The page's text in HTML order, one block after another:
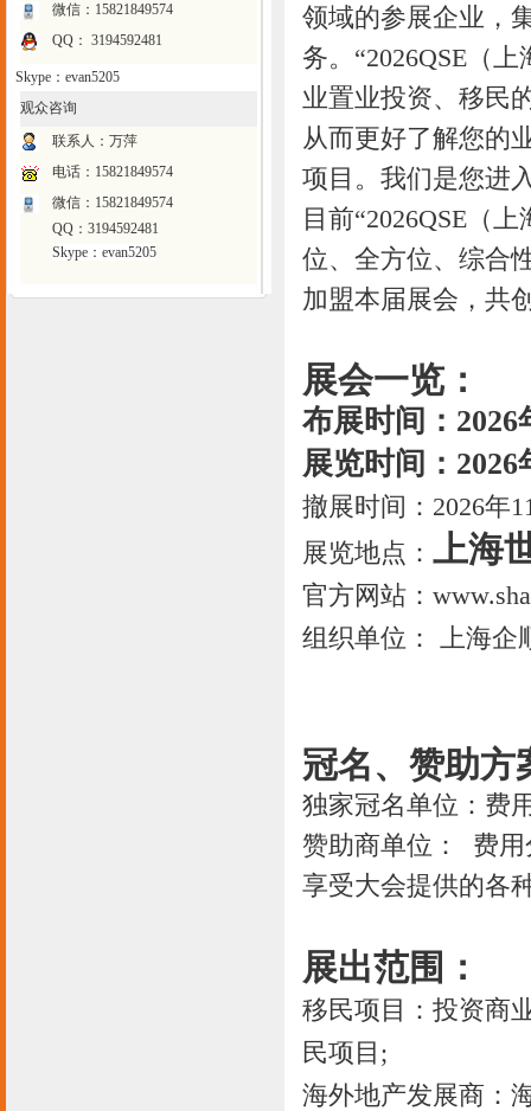
微信：15821849574
QQ： 3194592481
Skype：evan5205
观众咨询
联系人：万萍
电话：15821849574
微信：15821849574
QQ：3194592481
Skype：evan5205
领域的参展企业，
务。“2026QSE（
业置业投资、移民
从而更好了解您的
项目。我们是您进
目前“2026QSE（
位、全方位、综合
加盟本届展会，共
展会一览：
布展时间：2026
展览时间：2026
撤展时间：2026年
展览地点： 上海
官方网站：
组织单位： 上海企
冠名、赞助方
独家冠名单位：费
赞助商单位： 费用
享受大会提供的各
展出范围：
移民项目：投资商
民项目;
海外地产发展商：